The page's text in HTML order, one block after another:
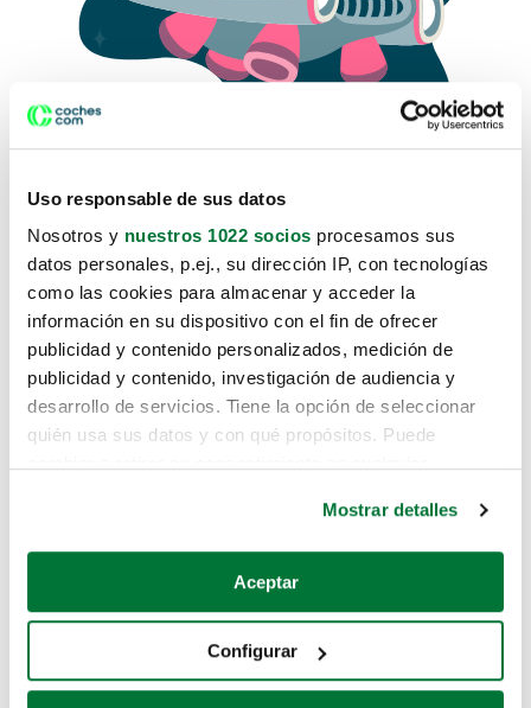
Uso responsable de sus datos
Nosotros y nuestros 1022 socios procesamos sus
datos personales, p.ej., su dirección IP, con tecnologías
como las cookies para almacenar y acceder la
información en su dispositivo con el fin de ofrecer
publicidad y contenido personalizados, medición de
publicidad y contenido, investigación de audiencia y
desarrollo de servicios. Tiene la opción de seleccionar
quién usa sus datos y con qué propósitos. Puede
Si lo permite, también quisiéramos:
Recopilar información sobre su ubicación geográfica
Identificar su dispositivo analizándolo activamente
para buscar características específicas (huellas
Mostrar detalles
Aceptar
Configurar
Lo sentimos, no sabemos como
te hemos traido hasta aquí.
Pero puedes encontrar el coche que estás
buscando en alguno de estos enlaces:
Coches de segunda mano
Coches de km0